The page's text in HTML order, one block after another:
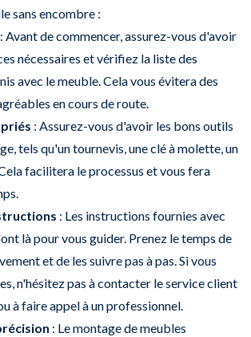
sans encombre :
: Avant de commencer, assurez-vous d'avoir
nécessaires et vérifiez la liste des
avec le meuble. Cela vous évitera des
en cours de route.
: Assurez-vous d'avoir les bons outils
tels qu'un tournevis, une clé à molette, un
facilitera le processus et vous fera
: Les instructions fournies avec
là pour vous guider. Prenez le temps de
et de les suivre pas à pas. Si vous
n'hésitez pas à contacter le service client
à faire appel à un professionnel.
: Le montage de meubles